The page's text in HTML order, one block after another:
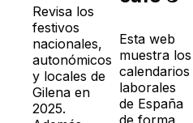
Revisa los
festivos
nacionales,
autonómicos
y locales de
Gilena en
2025.
Esta web
muestra los
calendarios
laborales
de España
de forma